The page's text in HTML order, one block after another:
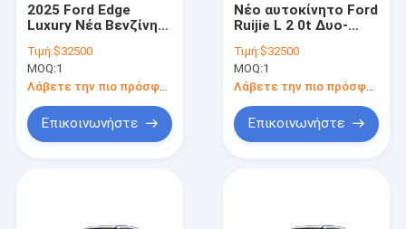
2025 Ford Edge
Luxury Νέα Βενζίνη
EcoBoost 2WD 7
θέσεων Fashion
Edition προς πώληση
Τιμή:$32500
MOQ:1
Λάβετε την πιο πρόσφατη τιμή
Επικοινωνήστε
Νέο αυτοκίνητο Ford
Ruijie L 2 0t Δυο-
θέσεις Στυλ SUV Νέο
αυτοκίνητο βενζίνης
Τιμή:$32500
MOQ:1
Επικοινωνήστε